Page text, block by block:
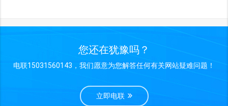
您还在犹豫吗？
电联15031560143，我们愿意为您解答任何有关网站疑难问题！
立即电联